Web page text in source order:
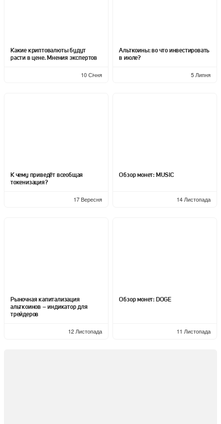
Какие криптовалюты будут
расти в цене. Мнения экспертов
10 Січня
Альткоины: во что инвестировать
в июле?
5 Липня
К чему приведёт всеобщая
токенизация?
17 Вересня
Обзор монет: MUSIC
14 Листопада
Рыночная капитализация
альткоинов – индикатор для
трейдеров
12 Листопада
Обзор монет: DOGE
11 Листопада